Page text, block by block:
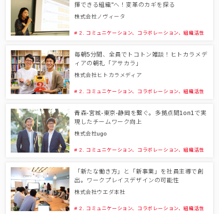
揮できる組織"へ！変革のカギを探る
株式会社ノヴィータ
# 2. コミュニケーション、コラボレーション、組織活性
毎朝5分間、全員でトコトン雑談！ヒトカラメデ
ィアの朝礼「アサカラ」
株式会社ヒトカラメディア
# 2. コミュニケーション、コラボレーション、組織活性
青森-宮城-東京-静岡を繋ぐ。多拠点間1on1で実
現したチームワーク向上
株式会社ugo
# 2. コミュニケーション、コラボレーション、組織活性
「新たな働き方」と「新事業」を社員主導で創
出。ワークプレイスデザインの可能性
株式会社ウエダ本社
# 2. コミュニケーション、コラボレーション、組織活性